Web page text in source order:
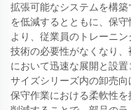
拡張可能なシステムを構
を低減するとともに、保
より、従業員のトレーニ
技術の必要性がなくなり
において迅速な展開と設
サイズシリーズ内の卸売向
保守作業における柔軟性